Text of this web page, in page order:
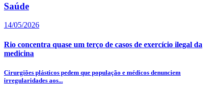
Saúde
14/05/2026
Rio concentra quase um terço de casos de exercício ilegal da
medicina
Cirurgiões plásticos pedem que população e médicos denunciem
irregularidades aos...